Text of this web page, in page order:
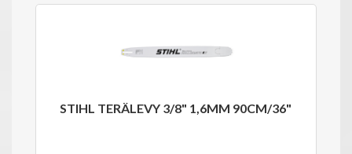
STIHL TERÄLEVY 3/8" 1,6MM 90CM/36"